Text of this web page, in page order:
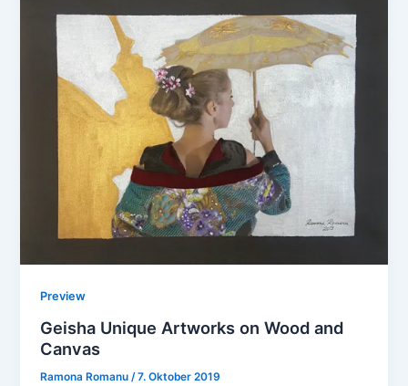
Preview
Geisha Unique Artworks on Wood and
Canvas
Ramona Romanu /7. Oktober 2019